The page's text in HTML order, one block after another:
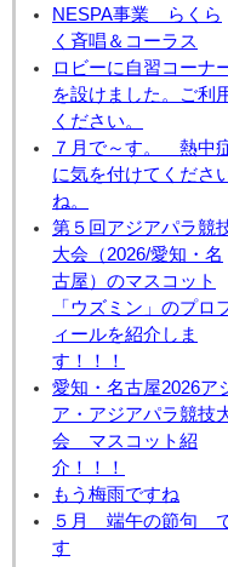
NESPA事業 らくら
く斉唱＆コーラス
ロビーに自習コーナ
を設けました。ご利
ください。
７月で～す。 熱中
に気を付けてくださ
ね。
第５回アジアパラ競
大会（2026/愛知・名
古屋）のマスコット
「ウズミン」のプロ
ィールを紹介しま
す！！！
愛知・名古屋2026ア
ア・アジアパラ競技
会 マスコット紹
介！！！
もう梅雨ですね
５月 端午の節句
す